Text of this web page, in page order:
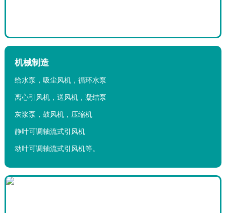
机械制造
给水泵，吸尘风机，循环水泵
离心引风机，送风机，凝结泵
灰浆泵，鼓风机，压缩机
静叶可调轴流式引风机
动叶可调轴流式引风机等。